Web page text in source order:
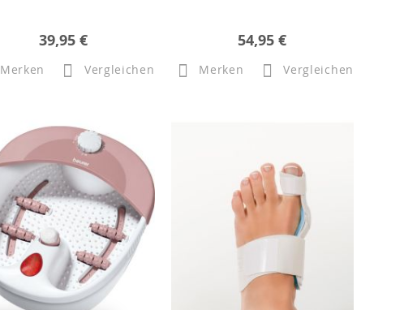
39,95 €
Merken Vergleichen
54,95 €
Merken Vergleichen